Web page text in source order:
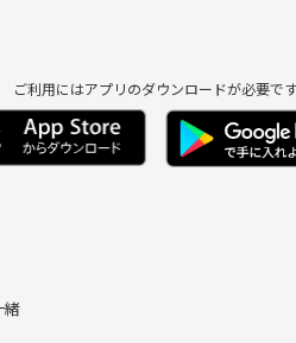
ご利用にはアプリのダウンロードが必要で
緒